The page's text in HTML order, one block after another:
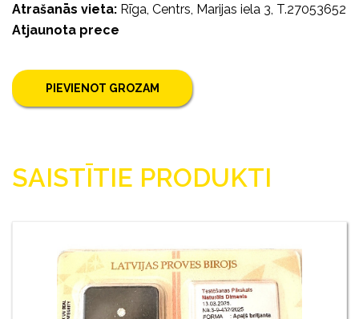
Atrašanās vieta: Rīga, Centrs, Marijas iela 3, T.27053652
Atjaunota prece
PIEVIENOT GROZAM
SAISTĪTIE PRODUKTI